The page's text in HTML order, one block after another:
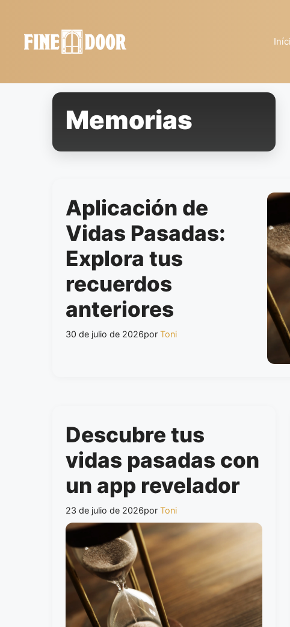
contenido
Memorias
Aplicación de
Vidas Pasadas:
Explora tus
recuerdos
anteriores
30 de julio de 2026por Toni
Descubre tus
vidas pasadas con
un app revelador
23 de julio de 2026por Toni